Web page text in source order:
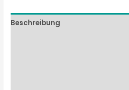
Beschreibung